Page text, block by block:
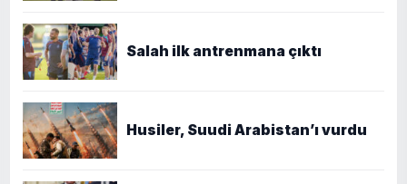
Salah ilk antrenmana çıktı
Husiler, Suudi Arabistan’ı vurdu